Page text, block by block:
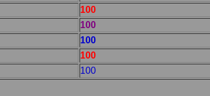
100
100
100
100
100